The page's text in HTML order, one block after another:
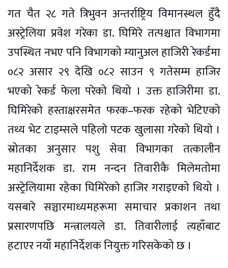
गत चैत २८ गते त्रिभुवन अन्तर्राष्ट्रिय विमानस्थल हुँदै
अस्ट्रेलिया प्रवेश गरेका डा. घिमिरे तत्पश्चात विभागमा
उपस्थित नभए पनि विभागको म्यानुअल हाजिरी रेकर्डमा
०८२ असार २९ देखि ०८२ साउन ९ गतेसम्म हाजिर
भएको रेकर्ड फेला परेको थियो । उक्त हाजिरीमा डा.
घिमिरेको हस्ताक्षरसमेत फरक–फरक रहेको भेटिएको
तथ्य भेट टाइम्सले पहिलाे पटक खुलासा गरेकाे थियाे ।
स्रोतका अनुसार पशु सेवा विभागका तत्कालीन
महानिर्देशक डा. राम नन्दन तिवारीकै मिलेमतोमा
अस्ट्रेलियामा रहेका घिमिरेकाे हाजिर गराइएको थियो ।
यसबारे सञ्चारमाध्यमहरूमा समाचार प्रकाशन तथा
प्रसारणपछि मन्त्रालयले डा. तिवारीलाई त्यहाँबाट
हटाएर नयाँ महानिर्देशक नियुक्त गरिसकेको छ ।